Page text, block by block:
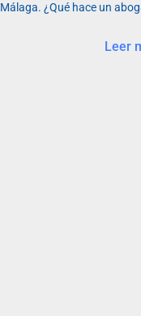
Málaga. ¿Qué hace un
Leer